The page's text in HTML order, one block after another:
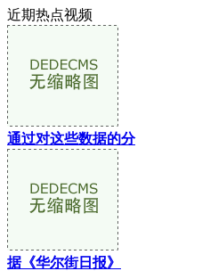
近期热点视频
通过对这些数据的分
据《华尔街日报》